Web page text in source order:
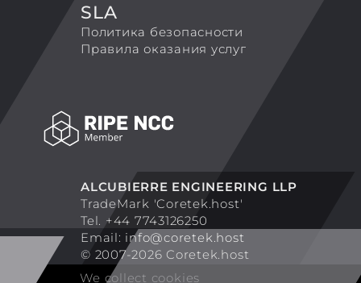
ALCUBIERRE ENGINEERING LLP
TradeMark 'Coretek.host'
Tel. +44 7743126250
Email: info@coretek.host
© 2007-2026 Coretek.host
SLA
Политика безопасности
Правила оказания услуг
We collect cookies